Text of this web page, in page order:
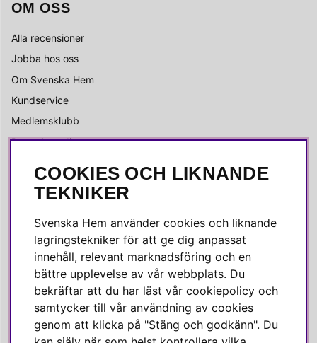
OM OSS
Alla recensioner
Jobba hos oss
Om Svenska Hem
Kundservice
Medlemsklubb
Press & media
SOCIALA MEDIER
Instagram
Linkedin
Pinterest
SVENSKA HEM
COOKIES OCH LIKNANDE
TEKNIKER
Svenska Hem använder cookies och liknande
lagringstekniker för att ge dig anpassat
innehåll, relevant marknadsföring och en
bättre upplevelse av vår webbplats. Du
bekräftar att du har läst vår cookiepolicy och
samtycker till vår användning av cookies
genom att klicka på "Stäng och godkänn". Du